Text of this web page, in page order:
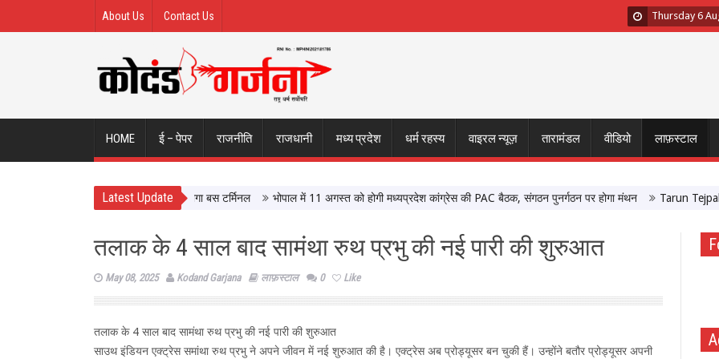
About Us Contact Us Thursday 6
HOME ई – पेपर राजनीति राजधानी मध्य प्रदेश धर्म रहस्य वाइरल न्यूज़ तारामंडल वीडियो लाफ़स्टाल
Latest Update
ISBT, आधुनिक सुविधाओं से लैस होगा बस टर्मिनल भोपाल में 11 अगस्त को होगी मध्यप्रदेश कांग्रेस की PAC बैठक, संगठन पुनर्गठन पर होगा मंथन Tarun Tejpal
तलाक के 4 साल बाद सामंथा रुथ प्रभु की नई पारी की शुरुआत
May 08, 2025 Kodand Garjana लाफ़स्टाल 0 Like
तलाक के 4 साल बाद सामंथा रुथ प्रभु की नई पारी की शुरुआत
साउथ इंडियन एक्ट्रेस समांथा रुथ प्रभु ने अपने जीवन में नई शुरुआत की है। एक्ट्रेस अब प्रोड्यूसर बन चुकी हैं। उन्होंने बतौर प्रोड्यूसर अपनी